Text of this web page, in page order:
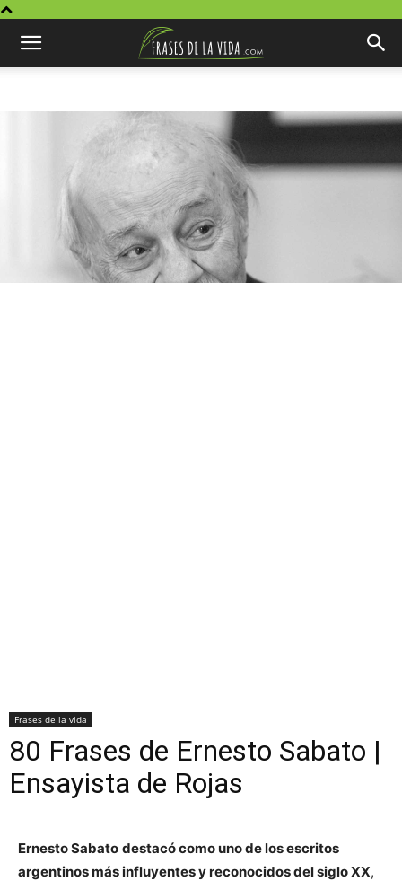
Frases de la vida
80 Frases de Ernesto Sabato |
Ensayista de Rojas
Ernesto Sabato destacó como uno de los escritos
argentinos más influyentes y reconocidos del siglo XX,